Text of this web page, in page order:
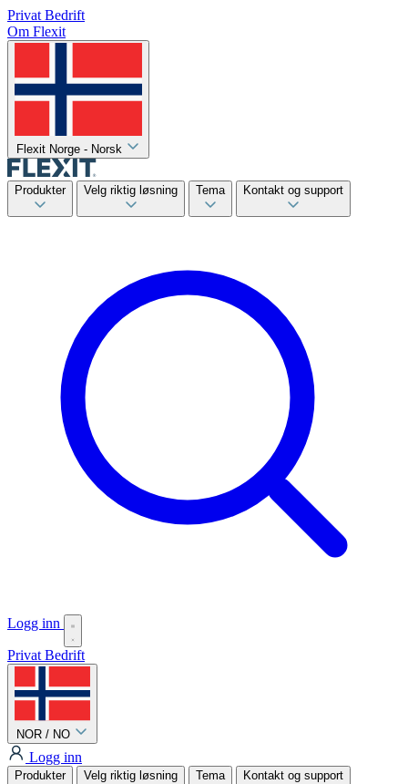
Privat Bedrift
Om Flexit
Flexit Norge - Norsk
Produkter Velg riktig løsning Tema Kontakt og support
Logg inn
Privat Bedrift
NOR / NO
Logg inn
Produkter Velg riktig løsning Tema Kontakt og support